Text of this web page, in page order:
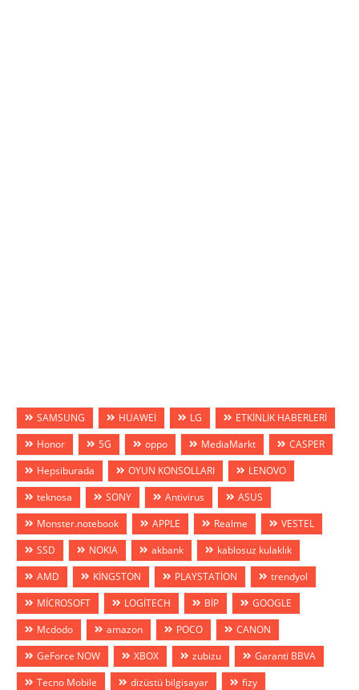
SAMSUNG HUAWEİ LG
ETKİNLİK HABERLERİ
Honor
5G oppo MediaMarkt
CASPER
Hepsiburada
OYUN KONSOLLARI
LENOVO
teknosa
SONY Antivirus
ASUS
Monster.notebook
APPLE Realme
VESTEL
SSD
NOKIA akbank
kablosuz kulaklık
AMD
KİNGSTON PLAYSTATİON
trendyol
MİCROSOFT
LOGİTECH BİP
GOOGLE
Mcdodo
amazon POCO
CANON
GeForce NOW
XBOX zubizu
Garanti BBVA
Tecno Mobile
dizüstü bilgisayar
fizy